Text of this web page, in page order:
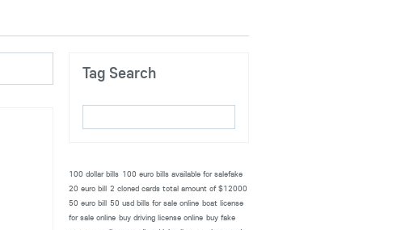
Tag Search
100 dollar bills 100 euro bills available for salefake
20 euro bill 2 cloned cards total amount of $12000
50 euro bill 50 usd bills for sale online boat license
for sale online buy driving license online buy fake